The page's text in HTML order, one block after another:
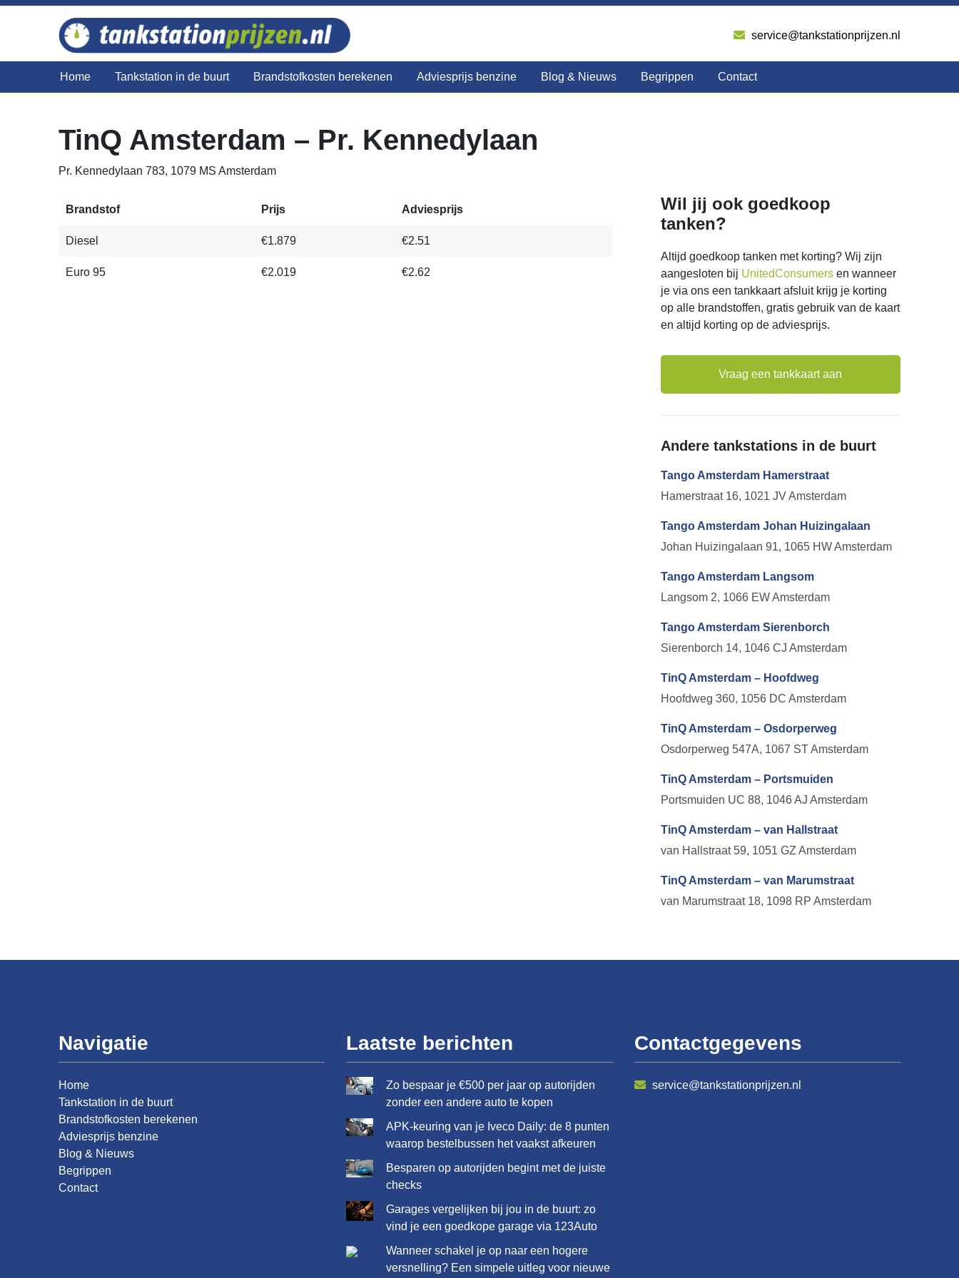
service@tankstationprijzen.nl
Home Tankstation in de buurt Brandstofkosten berekenen Adviesprijs benzine Blog & Nieuws Begrippen Contact
TinQ Amsterdam – Pr. Kennedylaan
Pr. Kennedylaan 783, 1079 MS Amsterdam
Brandstof Prijs Adviesprijs
Diesel €1.879 €2.51
Euro 95 €2.019 €2.62
Wil jij ook goedkoop
tanken?
Altijd goedkoop tanken met korting? Wij zijn
aangesloten bij UnitedConsumersen wanneer
je via ons een tankkaart afsluit krijg je korting
op alle brandstoffen, gratis gebruik van de kaart
en altijd korting op de adviesprijs.
Vraag een tankkaart aan
Andere tankstations in de buurt
Tango Amsterdam Hamerstraat
Hamerstraat 16, 1021 JV Amsterdam
Tango Amsterdam Johan Huizingalaan
Johan Huizingalaan 91, 1065 HW Amsterdam
Tango Amsterdam Langsom
Langsom 2, 1066 EW Amsterdam
Tango Amsterdam Sierenborch
Sierenborch 14, 1046 CJ Amsterdam
TinQ Amsterdam – Hoofdweg
Hoofdweg 360, 1056 DC Amsterdam
TinQ Amsterdam – Osdorperweg
Osdorperweg 547A, 1067 ST Amsterdam
TinQ Amsterdam – Portsmuiden
Portsmuiden UC 88, 1046 AJ Amsterdam
TinQ Amsterdam – van Hallstraat
van Hallstraat 59, 1051 GZ Amsterdam
TinQ Amsterdam – van Marumstraat
van Marumstraat 18, 1098 RP Amsterdam
Navigatie
Home
Tankstation in de buurt
Brandstofkosten berekenen
Adviesprijs benzine
Blog & Nieuws
Begrippen
Contact
Laatste berichten
Zo bespaar je €500 per jaar op autorijden
zonder een andere auto te kopen
APK-keuring van je Iveco Daily: de 8 punten
waarop bestelbussen het vaakst afkeuren
Besparen op autorijden begint met de juiste
checks
Garages vergelijken bij jou in de buurt: zo
vind je een goedkope garage via 123Auto
Wanneer schakel je op naar een hogere
versnelling? Een simpele uitleg voor nieuwe
Contactgegevens
service@tankstationprijzen.nl